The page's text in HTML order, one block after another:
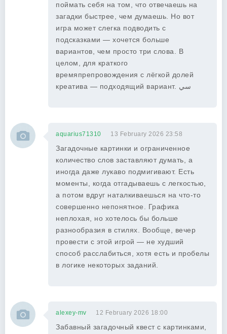
поймать себя на том, что отвечаешь на
загадки быстрее, чем думаешь. Но вот
игра может слегка подводить с
подсказками — хочется больше
вариантов, чем просто три слова. В
целом, для краткого
времяпрепровождения с лёгкой долей
креатива — подходящий вариант. سي
aquarius71310 13 February 2026 23:58
Загадочные картинки и ограниченное
количество слов заставляют думать, а
иногда даже лукаво подмигивают. Есть
моменты, когда отгадываешь с легкостью,
а потом вдруг наталкиваешься на что-то
совершенно непонятное. Графика
неплохая, но хотелось бы больше
разнообразия в стилях. Вообще, вечер
провести с этой игрой — не худший
способ расслабиться, хотя есть и пробелы
в логике некоторых заданий.
alexey-mv 12 February 2026 18:00
Забавный загадочный квест с картинками,